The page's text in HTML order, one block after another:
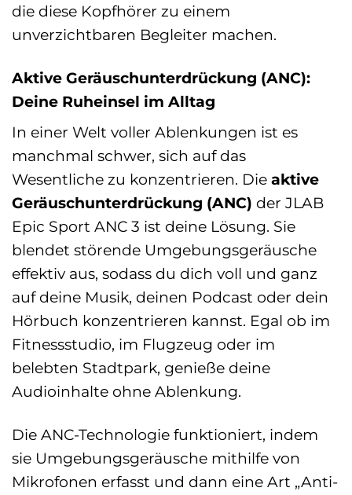
die diese Kopfhörer zu einem
unverzichtbaren Begleiter machen.
Aktive Geräuschunterdrückung (ANC):
Deine Ruheinsel im Alltag
In einer Welt voller Ablenkungen ist es
manchmal schwer, sich auf das
Wesentliche zu konzentrieren. Die aktive
Geräuschunterdrückung (ANC) der JLAB
Epic Sport ANC 3 ist deine Lösung. Sie
blendet störende Umgebungsgeräusche
effektiv aus, sodass du dich voll und ganz
auf deine Musik, deinen Podcast oder dein
Hörbuch konzentrieren kannst. Egal ob im
Fitnessstudio, im Flugzeug oder im
belebten Stadtpark, genieße deine
Audioinhalte ohne Ablenkung.
Die ANC-Technologie funktioniert, indem
sie Umgebungsgeräusche mithilfe von
Mikrofonen erfasst und dann eine Art „Anti-